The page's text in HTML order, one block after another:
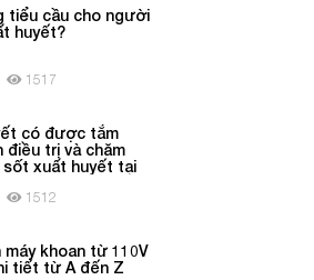
tiểu cầu cho người
huyết?
1517
có được tắm
điều trị và chăm
xuất huyết tại
1512
máy khoan từ 110V
tiết từ A đến Z